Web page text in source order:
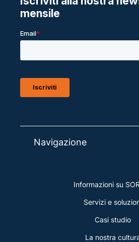
Navigazione
Informazioni su
Servizi e
Casi studio
La nostra